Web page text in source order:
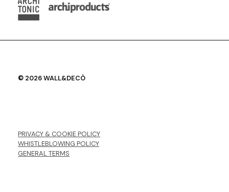
© 2026 WALL&DECÒ
PRIVACY & COOKIE POLICY
WHISTLEBLOWING POLICY
GENERAL TERMS